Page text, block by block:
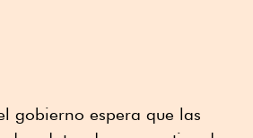
gobierno espera que las